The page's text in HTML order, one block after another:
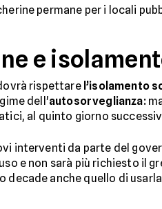
permane per i locali
e
rispettare l’isolamento
dell'autosorveglianza:
al quinto giorno
interventi da parte del
e non sarà più richiesto il
decade anche quello di